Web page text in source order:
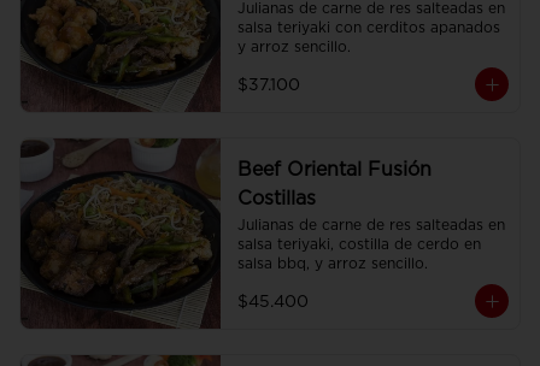
Julianas de carne de res salteadas en
salsa teriyaki con cerditos apanados
y arroz sencillo.
$37.100
Beef Oriental Fusión
Costillas
Julianas de carne de res salteadas en
salsa teriyaki, costilla de cerdo en
salsa bbq, y arroz sencillo.
$45.400